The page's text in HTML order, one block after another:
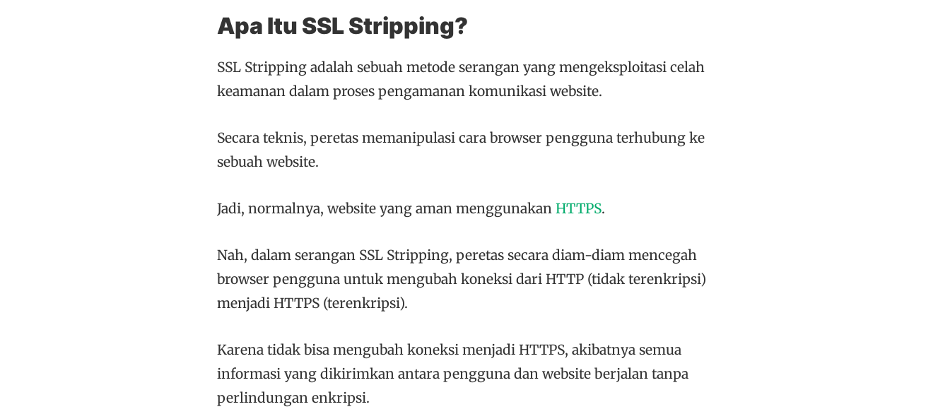
Apa Itu SSL Stripping?
SSL Stripping adalah sebuah metode serangan yang mengeksploitasi celah
keamanan dalam proses pengamanan komunikasi website.
Secara teknis, peretas memanipulasi cara browser pengguna terhubung ke
sebuah website.
Jadi, normalnya, website yang aman menggunakan HTTPS.
Nah, dalam serangan SSL Stripping, peretas secara diam-diam mencegah
browser pengguna untuk mengubah koneksi dari HTTP (tidak terenkripsi)
menjadi HTTPS (terenkripsi).
Karena tidak bisa mengubah koneksi menjadi HTTPS, akibatnya semua
informasi yang dikirimkan antara pengguna dan website berjalan tanpa
perlindungan enkripsi.